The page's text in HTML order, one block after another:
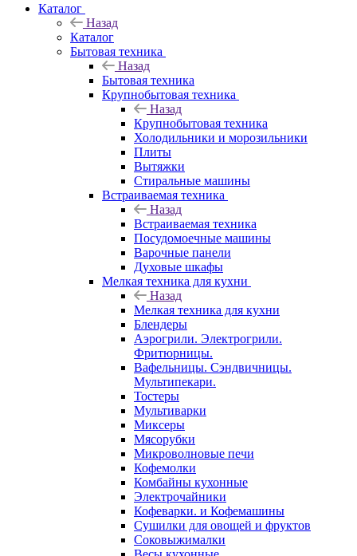
Каталог
Назад
Каталог
Бытовая техника
Назад
Бытовая техника
Крупнобытовая техника
Назад
Крупнобытовая техника
Холодильники и морозильники
Плиты
Вытяжки
Стиральные машины
Встраиваемая техника
Назад
Встраиваемая техника
Посудомоечные машины
Варочные панели
Духовые шкафы
Мелкая техника для кухни
Назад
Мелкая техника для кухни
Блендеры
Аэрогрили. Электрогрили.
Фритюрницы.
Вафельницы. Сэндвичницы.
Мультипекари.
Тостеры
Мультиварки
Миксеры
Мясорубки
Микроволновые печи
Кофемолки
Комбайны кухонные
Электрочайники
Кофеварки. и Кофемашины
Сушилки для овощей и фруктов
Соковыжималки